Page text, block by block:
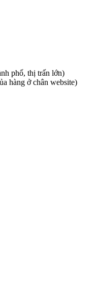
phố, thị trấn lớn)
hàng ở chân website)